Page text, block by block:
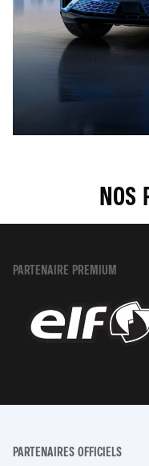
NOS
PARTENAIRE PREMIUM
PARTENAIRES OFFICIELS